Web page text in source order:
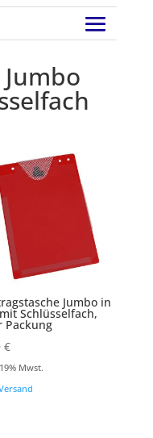
Jumbo in
Schlüsselfach,
Packung
€
Mwst.